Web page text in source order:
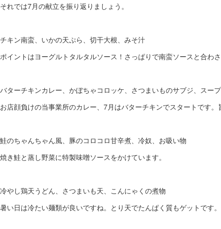
それでは7月の献立を振り返りましょう。
チキン南蛮、いかの天ぷら、切干大根、みそ汁
ポイントはヨーグルトタルタルソース！さっぱりで南蛮ソースと合わさ
バターチキンカレー、かぼちゃコロッケ、さつまいものサブジ、スープ
お店顔負けの当事業所のカレー、7月はバターチキンでスタートです。
鮭のちゃんちゃん風、豚のコロコロ甘辛煮、冷奴、お吸い物
焼き鮭と蒸し野菜に特製味噌ソースをかけています。
冷やし鶏天うどん、さつまいも天、こんにゃくの煮物
暑い日は冷たい麺類が良いですね。とり天でたんぱく質もゲットです。